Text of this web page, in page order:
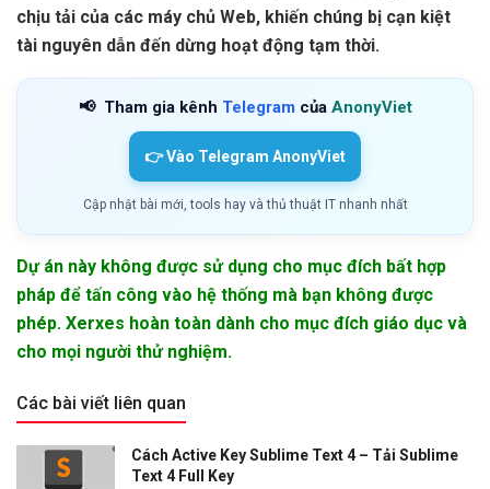
chịu tải của các máy chủ Web, khiến chúng bị cạn kiệt
tài nguyên dẫn đến dừng hoạt động tạm thời.
📢 Tham gia kênh Telegram của AnonyViet
👉 Vào Telegram AnonyViet
Cập nhật bài mới, tools hay và thủ thuật IT nhanh nhất
Dự án này không được sử dụng cho mục đích bất hợp
pháp để tấn công vào hệ thống mà bạn không được
phép. Xerxes hoàn toàn dành cho mục đích giáo dục và
cho mọi người thử nghiệm.
Các bài viết liên quan
Cách Active Key Sublime Text 4 – Tải Sublime
Text 4 Full Key